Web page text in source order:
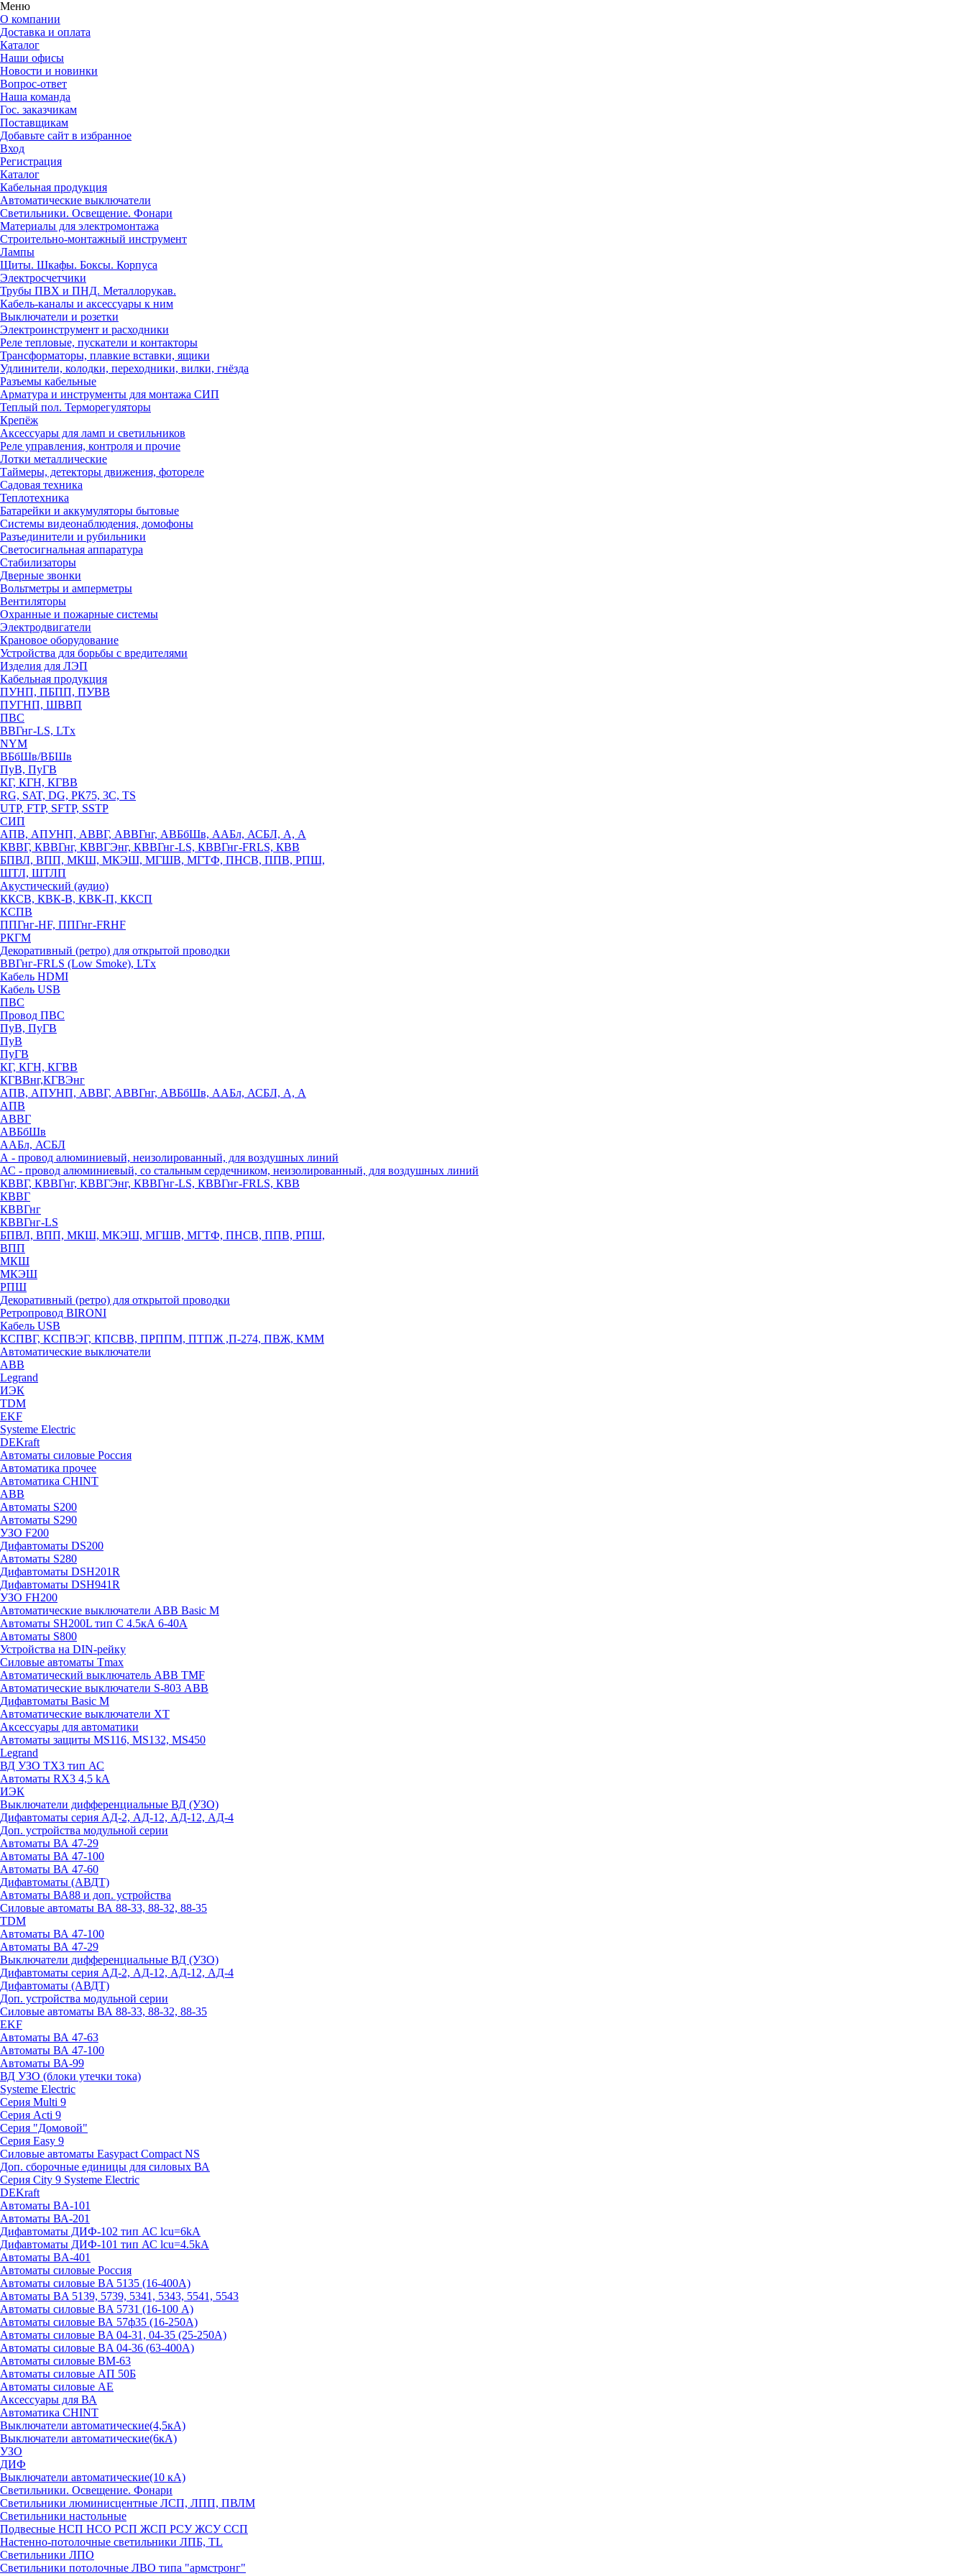
Меню
О компании
Доставка и оплата
Каталог
Наши офисы
Новости и новинки
Вопрос-ответ
Наша команда
Гос. заказчикам
Поставщикам
Добавьте сайт в избранное
Вход
Регистрация
Каталог
Кабельная продукция
Автоматические выключатели
Светильники. Освещение. Фонари
Материалы для электромонтажа
Строительно-монтажный инструмент
Лампы
Щиты. Шкафы. Боксы. Корпуса
Электросчетчики
Трубы ПВХ и ПНД. Металлорукав.
Кабель-каналы и аксессуары к ним
Выключатели и розетки
Электроинструмент и расходники
Реле тепловые, пускатели и контакторы
Трансформаторы, плавкие вставки, ящики
Удлинители, колодки, переходники, вилки, гнёзда
Разъемы кабельные
Арматура и инструменты для монтажа СИП
Теплый пол. Терморегуляторы
Крепёж
Аксессуары для ламп и светильников
Реле управления, контроля и прочие
Лотки металлические
Таймеры, детекторы движения, фотореле
Садовая техника
Теплотехника
Батарейки и аккумуляторы бытовые
Системы видеонаблюдения, домофоны
Разъединители и рубильники
Светосигнальная аппаратура
Стабилизаторы
Дверные звонки
Вольтметры и амперметры
Вентиляторы
Охранные и пожарные системы
Электродвигатели
Крановое оборудование
Устройства для борьбы с вредителями
Изделия для ЛЭП
Кабельная продукция
ПУНП, ПБПП, ПУВВ
ПУГНП, ШВВП
ПВС
ВВГнг-LS, LTx
NYM
ВБбШв/ВБШв
ПуВ, ПуГВ
КГ, КГН, КГВВ
RG, SAT, DG, РК75, 3С, TS
UTP, FTP, SFTP, SSTP
СИП
АПВ, АПУНП, АВВГ, АВВГнг, АВБбШв, ААБл, АСБЛ, А, А
КВВГ, КВВГнг, КВВГЭнг, КВВГнг-LS, КВВГнг-FRLS, КВВ
БПВЛ, ВПП, МКШ, МКЭШ, МГШВ, МГТФ, ПНСВ, ППВ, РПШ,
ШТЛ, ШТЛП
Акустический (аудио)
ККСВ, КВК-В, КВК-П, ККСП
КСПВ
ППГнг-HF, ППГнг-FRHF
РКГМ
Декоративный (ретро) для открытой проводки
ВВГнг-FRLS (Low Smoke), LTx
Кабель HDMI
Кабель USB
ПВС
Провод ПВС
ПуВ, ПуГВ
ПуВ
ПуГВ
КГ, КГН, КГВВ
КГВВнг,КГВЭнг
АПВ, АПУНП, АВВГ, АВВГнг, АВБбШв, ААБл, АСБЛ, А, А
АПВ
АВВГ
АВБбШв
ААБл, АСБЛ
А - провод алюминиевый, неизолированный, для воздушных линий
АС - провод алюминиевый, со стальным сердечником, неизолированный, для воздушных линий
КВВГ, КВВГнг, КВВГЭнг, КВВГнг-LS, КВВГнг-FRLS, КВВ
КВВГ
КВВГнг
КВВГнг-LS
БПВЛ, ВПП, МКШ, МКЭШ, МГШВ, МГТФ, ПНСВ, ППВ, РПШ,
ВПП
МКШ
МКЭШ
РПШ
Декоративный (ретро) для открытой проводки
Ретропровод BIRONI
Кабель USB
КСПВГ, КСПВЭГ, КПСВВ, ПРППМ, ПТПЖ ,П-274, ПВЖ, КММ
Автоматические выключатели
ABB
Legrand
ИЭК
TDM
EKF
Systeme Electric
DEKraft
Автоматы силовые Россия
Автоматика прочее
Автоматика CHINT
ABB
Автоматы S200
Автоматы S290
УЗО F200
Дифавтоматы DS200
Автоматы S280
Дифавтоматы DSH201R
Дифавтоматы DSH941R
УЗО FH200
Автоматические выключатели ABB Basic M
Автоматы SH200L тип С 4.5кА 6-40А
Автоматы S800
Устройства на DIN-рейку
Силовые автоматы Tmax
Автоматический выключатель ABB TMF
Автоматические выключатели S-803 АВВ
Дифавтоматы Basic M
Автоматические выключатели XT
Аксессуары для автоматики
Автоматы защиты MS116, MS132, MS450
Legrand
ВД УЗО TX3 тип АС
Автоматы RX3 4,5 kA
ИЭК
Выключатели дифференциальные ВД (УЗО)
Дифавтоматы серия АД-2, АД-12, АД-12, АД-4
Доп. устройства модульной серии
Автоматы ВА 47-29
Автоматы ВА 47-100
Автоматы ВА 47-60
Дифавтоматы (АВДТ)
Автоматы ВА88 и доп. устройства
Силовые автоматы ВА 88-33, 88-32, 88-35
TDM
Автоматы ВА 47-100
Автоматы ВА 47-29
Выключатели дифференциальные ВД (УЗО)
Дифавтоматы серия АД-2, АД-12, АД-12, АД-4
Дифавтоматы (АВДТ)
Доп. устройства модульной серии
Силовые автоматы ВА 88-33, 88-32, 88-35
EKF
Автоматы ВА 47-63
Автоматы ВА 47-100
Автоматы ВА-99
ВД УЗО (блоки утечки тока)
Systeme Electric
Серия Multi 9
Серия Acti 9
Серия "Домовой"
Серия Easy 9
Силовые автоматы Easypact Compact NS
Доп. сборочные единицы для силовых ВА
Серия City 9 Systeme Electric
DEKraft
Автоматы BA-101
Автоматы ВА-201
Дифавтоматы ДИФ-102 тип АС lcu=6kA
Дифавтоматы ДИФ-101 тип АС lcu=4.5kA
Автоматы BA-401
Автоматы силовые Россия
Автоматы силовые BA 5135 (16-400А)
Автоматы BA 5139, 5739, 5341, 5343, 5541, 5543
Автоматы силовые BA 5731 (16-100 А)
Автоматы силовые ВА 57ф35 (16-250А)
Автоматы силовые BA 04-31, 04-35 (25-250А)
Автоматы силовые BA 04-36 (63-400А)
Автоматы силовые ВМ-63
Автоматы силовые АП 50Б
Автоматы силовые АЕ
Аксессуары для ВА
Автоматика CHINT
Выключатели автоматические(4,5кА)
Выключатели автоматические(6кА)
УЗО
ДИФ
Выключатели автоматические(10 кА)
Светильники. Освещение. Фонари
Светильники люминисцентные ЛСП, ЛПП, ПВЛМ
Светильники настольные
Подвесные НСП НСО РСП ЖСП РСУ ЖСУ ССП
Настенно-потолочные светильники ЛПБ, TL
Светильники ЛПО
Светильники потолочные ЛВО типа "армстронг"